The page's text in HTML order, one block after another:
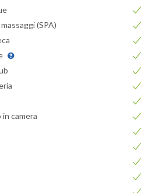
(SPA)
in camera